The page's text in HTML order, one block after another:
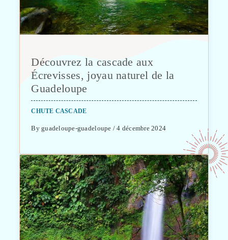
Découvrez la cascade aux
Écrevisses, joyau naturel de la
Guadeloupe
CHUTE CASCADE
By guadeloupe-guadeloupe / 4 décembre 2024